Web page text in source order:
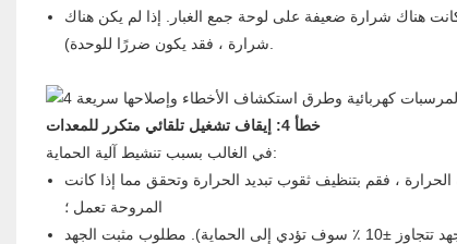
كانت هناك شرارة ضعيفة على لوحة جمع الغبار. إذا لم يكن هناك
خطأ 4: إيقاف تشغيل تلقائي متكرر للمعدات
في الغالب بسبب تنشيط آلية الحماية:
، فقم بتنظيف ثقوب تبديد الحرارة وتحقق مما إذا كانت
المروحة تعمل ؛